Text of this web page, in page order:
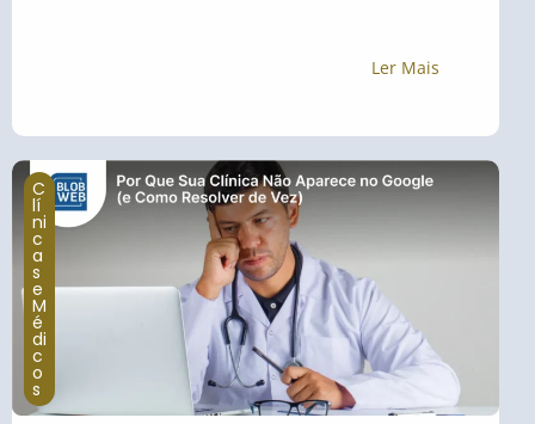
Ler Mais
C
lí
ni
c
a
s
e
M
é
di
c
o
s